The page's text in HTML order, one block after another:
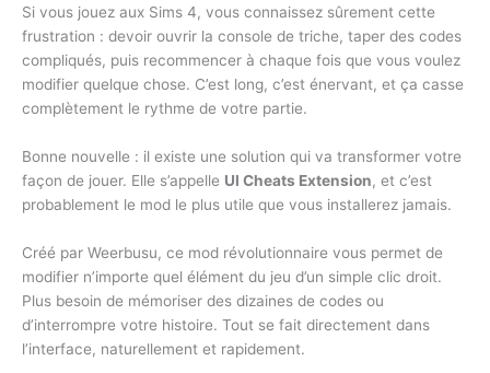
Si vous jouez aux Sims 4, vous connaissez sûrement cette
frustration : devoir ouvrir la console de triche, taper des codes
compliqués, puis recommencer à chaque fois que vous voulez
modifier quelque chose. C’est long, c’est énervant, et ça casse
complètement le rythme de votre partie.
Bonne nouvelle : il existe une solution qui va transformer votre
façon de jouer. Elle s’appelle UI Cheats Extension, et c’est
probablement le mod le plus utile que vous installerez jamais.
Créé par Weerbusu, ce mod révolutionnaire vous permet de
modifier n’importe quel élément du jeu d’un simple clic droit.
Plus besoin de mémoriser des dizaines de codes ou
d’interrompre votre histoire. Tout se fait directement dans
l’interface, naturellement et rapidement.